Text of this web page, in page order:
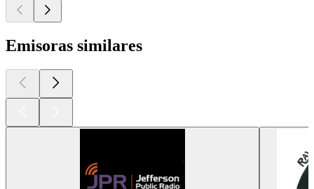
Emisoras similares